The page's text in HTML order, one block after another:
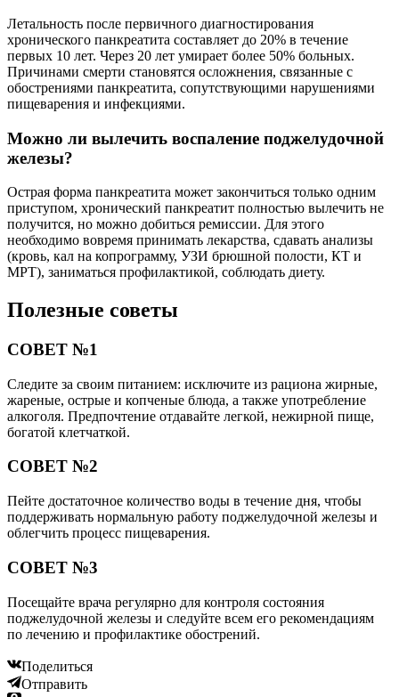
Летальность после первичного диагностирования
хронического панкреатита составляет до 20% в течение
первых 10 лет. Через 20 лет умирает более 50% больных.
Причинами смерти становятся осложнения, связанные с
обострениями панкреатита, сопутствующими нарушениями
пищеварения и инфекциями.
Можно ли вылечить воспаление поджелудочной
железы?
Острая форма панкреатита может закончиться только одним
приступом, хронический панкреатит полностью вылечить не
получится, но можно добиться ремиссии. Для этого
необходимо вовремя принимать лекарства, сдавать анализы
(кровь, кал на копрограмму, УЗИ брюшной полости, КТ и
МРТ), заниматься профилактикой, соблюдать диету.
Полезные советы
СОВЕТ №1
Следите за своим питанием: исключите из рациона жирные,
жареные, острые и копченые блюда, а также употребление
алкоголя. Предпочтение отдавайте легкой, нежирной пище,
богатой клетчаткой.
СОВЕТ №2
Пейте достаточное количество воды в течение дня, чтобы
поддерживать нормальную работу поджелудочной железы и
облегчить процесс пищеварения.
СОВЕТ №3
Посещайте врача регулярно для контроля состояния
поджелудочной железы и следуйте всем его рекомендациям
по лечению и профилактике обострений.
Поделиться
Отправить